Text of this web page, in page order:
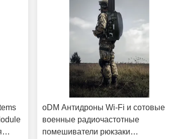
oDM Антидроны Wi-Fi и сотовые
военные радиочастотные
помешиватели рюкзаки